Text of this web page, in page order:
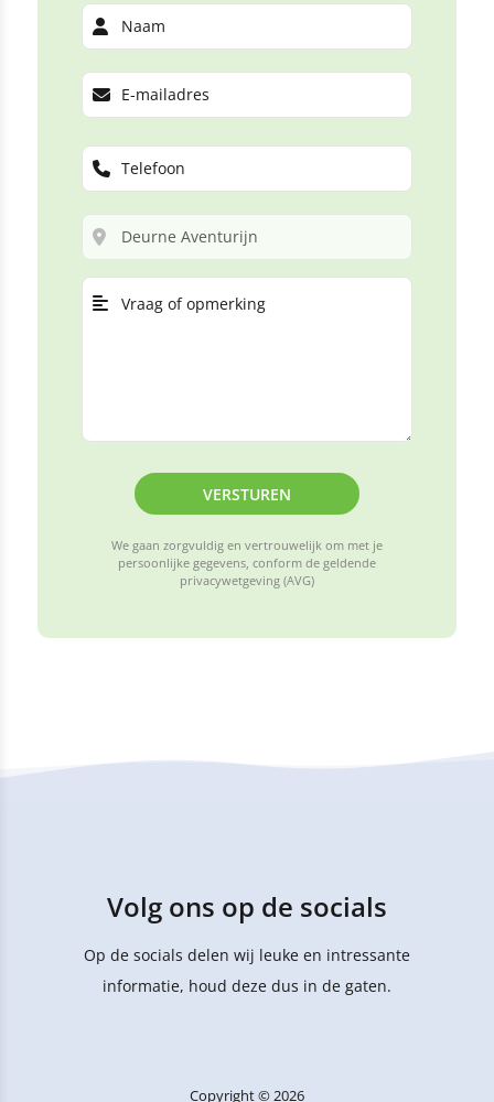
VERSTUREN
We gaan zorgvuldig en vertrouwelijk om met je
persoonlijke gegevens, conform de geldende
privacywetgeving (AVG)
Volg ons op de socials
Op de socials delen wij leuke en intressante
informatie, houd deze dus in de gaten.
Copyright © 2026